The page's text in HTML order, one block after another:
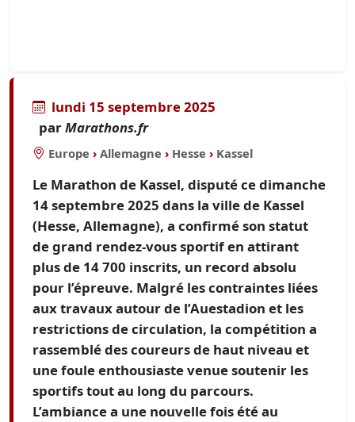
lundi 15 septembre 2025
parMarathons.fr
Europe › Allemagne › Hesse › Kassel
Le Marathon de Kassel, disputé ce dimanche
14 septembre 2025 dans la ville de Kassel
(Hesse, Allemagne), a confirmé son statut
de grand rendez-vous sportif en attirant
plus de 14 700 inscrits, un record absolu
pour l’épreuve. Malgré les contraintes liées
aux travaux autour de l’Auestadion et les
restrictions de circulation, la compétition a
rassemblé des coureurs de haut niveau et
une foule enthousiaste venue soutenir les
sportifs tout au long du parcours.
L’ambiance a une nouvelle fois été au